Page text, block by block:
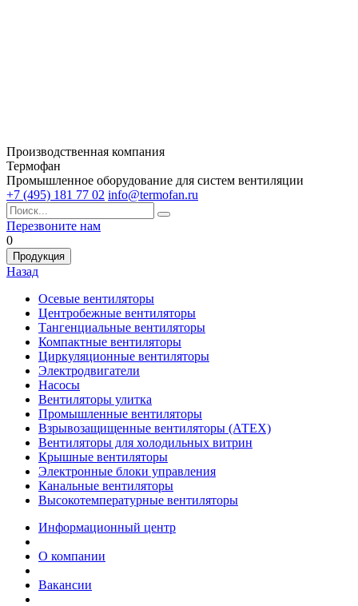
Производственная компания
Термофан
Промышленное оборудование для систем вентиляции
+7 (495) 181 77 02 info@termofan.ru
Перезвоните нам
0
Продукция
Назад
Осевые вентиляторы
Центробежные вентиляторы
Тангенциальные вентиляторы
Компактные вентиляторы
Циркуляционные вентиляторы
Электродвигатели
Насосы
Вентиляторы улитка
Промышленные вентиляторы
Взрывозащищенные вентиляторы (АТЕХ)
Вентиляторы для холодильных витрин
Крышные вентиляторы
Электронные блоки управления
Канальные вентиляторы
Высокотемпературные вентиляторы
Информационный центр
О компании
Вакансии